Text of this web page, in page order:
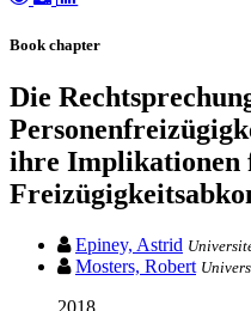
Book chapter
Die
ihre Implikationen
Epiney, Astrid
Mosters, Robert